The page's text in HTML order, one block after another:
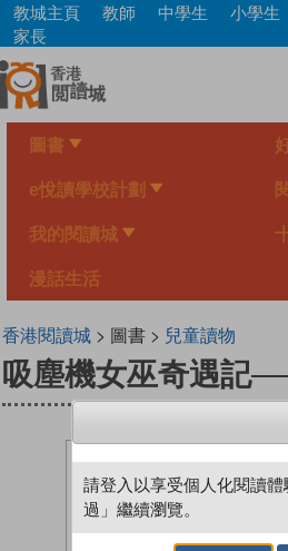
Skip
main
content
教城主頁 教師 中學生
小學生
家長
圖書
e悅讀學校計劃
我的閱讀城
漫話生活
香港閱讀城> 圖書 > 兒童讀物
吸塵機女巫奇遇記
請登入以享受個人化閱讀體
過」繼續瀏覽。